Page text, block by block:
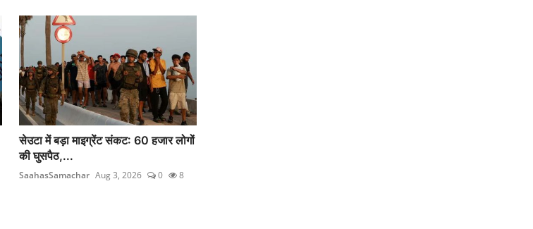
सेउटा में बड़ा माइग्रेंट संकट: 60 हजार लोगों
की घुसपैठ,...
SaahasSamachar Aug 3, 2026 0 8